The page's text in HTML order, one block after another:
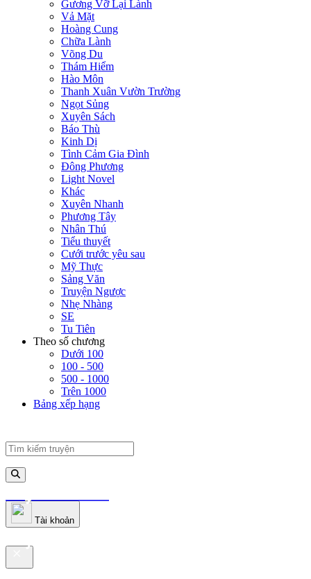
Gương Vỡ Lại Lành
Vả Mặt
Hoàng Cung
Chữa Lành
Võng Du
Thám Hiểm
Hào Môn
Thanh Xuân Vườn Trường
Ngọt Sủng
Xuyên Sách
Báo Thù
Kinh Dị
Tình Cảm Gia Đình
Đông Phương
Light Novel
Khác
Xuyên Nhanh
Phương Tây
Nhân Thú
Tiểu thuyết
Cưới trước yêu sau
Mỹ Thực
Sảng Văn
Truyện Ngược
Nhẹ Nhàng
SE
Tu Tiên
Theo số chương
Dưới 100
100 - 500
500 - 1000
Trên 1000
Bảng xếp hạng
truyenfullz.com
Tài khoản
truyenfullz.com